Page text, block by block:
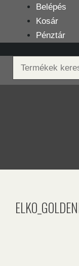
tartalomba
Belépés
Kosár
Pénztár
Keresés